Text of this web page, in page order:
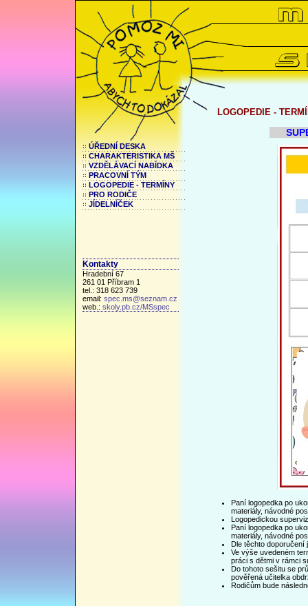
ÚŘEDNÍ DESKA
CHARAKTERISTIKA MŠ
VZDĚLÁVACÍ NABÍDKA
PRACOVNÍ TÝM
LOGOPEDIE - TERMÍNY
PRO RODIČE
JÍDELNÍČEK
Kontakty
Hradební 67
261 01 Příbram 1
tel.: 318 623 739
email: spec.ms@seznam.cz
web.: skoly.pb.cz/MSspec
LOGOPEDIE -
Paní logopedka po
materiály, návodné
Logopedickou
Paní logopedka po
materiály, návodné
Dle těchto doporučení
Ve výše uvedeném
práci s dětmi v rámci
Do tohoto sešitu se
pověřená učitelka
Rodičům bude